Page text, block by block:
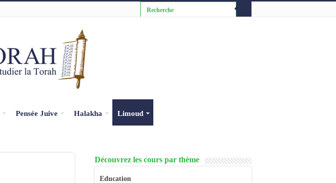
Pensée Juive Halakha Limoud
Découvrez les cours par thème
Education